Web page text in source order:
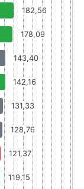
182,56
178,09
143,40
142,16
131,33
128,76
121,37
119,15